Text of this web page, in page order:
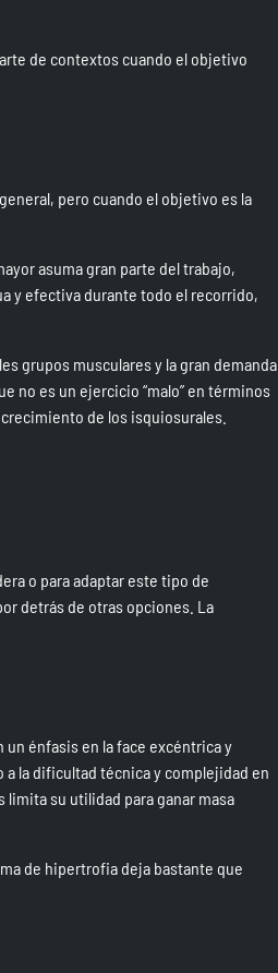
de contextos cuando el objetivo
pero cuando el objetivo es la
asuma gran parte del trabajo,
y efectiva durante todo el recorrido,
grupos musculares y la gran demanda
no es un ejercicio “malo” en términos
de los isquiosurales.
o para adaptar este tipo de
detrás de otras opciones. La
énfasis en la face excéntrica y
la dificultad técnica y complejidad en
su utilidad para ganar masa
de hipertrofia deja bastante que